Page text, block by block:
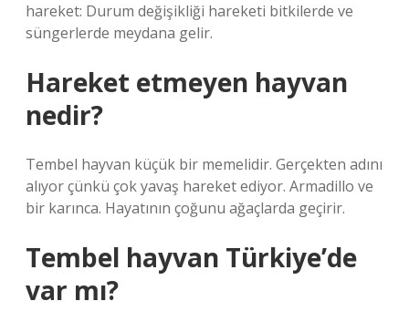
hareket: Durum değişikliği hareketi bitkilerde ve
süngerlerde meydana gelir.
Hareket etmeyen hayvan
nedir?
Tembel hayvan küçük bir memelidir. Gerçekten adını
alıyor çünkü çok yavaş hareket ediyor. Armadillo ve
bir karınca. Hayatının çoğunu ağaçlarda geçirir.
Tembel hayvan Türkiye’de
var mı?